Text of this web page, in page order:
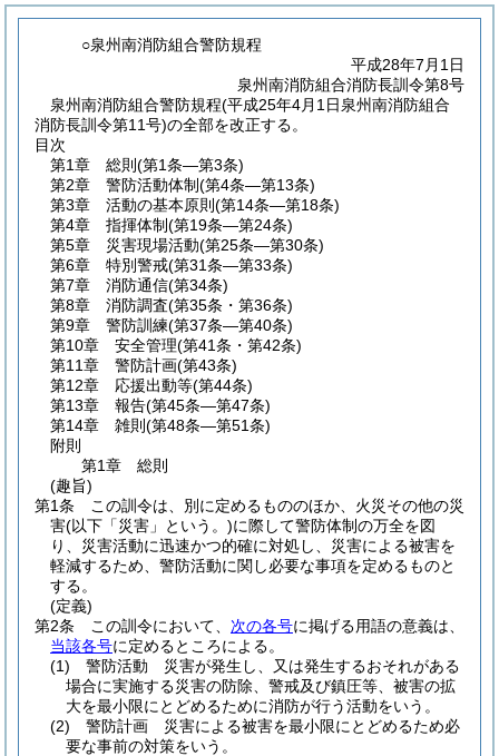
○泉州南消防組合警防規程
平成28年7月1日
泉州南消防組合消防長訓令第8号
泉州南消防組合警防規程(平成25年4月1日泉州南消防組合
消防長訓令第11号)の全部を改正する。
目次
第1章
総則 (第1条―第3条)
第2章
警防活動体制(第4条―第13条)
第3章
活動の基本原則 (第14条―第18条)
第4章
指揮体制(第19条―第24条)
第5章
災害現場活動(第25条―第30条)
第6章
特別警戒(第31条―第33条)
第7章
消防通信(第34条)
第8章
消防調査(第35条・第36条)
第9章
警防訓練(第37条―第40条)
第10章
安全管理(第41条・第42条)
第11章
警防計画(第43条)
第12章
応援出動等(第44条)
第13章
報告(第45条―第47条)
第14章
雑則 (第48条―第51条)
附則
第1章
総則
(趣旨)
第1条
この訓令は、別に定めるもののほか、火災その他の災
害(以下「災害」という。)に際して警防体制の万全を図
り、災害活動に迅速かつ的確に対処し、災害による被害を
軽減するため、警防活動に関し必要な事項を定めるものと
する。
(定義)
第2条
この訓令において、 次の各号に掲げる用語の意義は、
当該各号に定めるところによる。
(1)
警防活動 災害が発生し、又は発生するおそれがある
場合に実施する災害の防除、警戒及び鎮圧等、被害の拡
大を最小限にとどめるために消防が行う活動をいう。
(2)
警防計画 災害による被害を最小限にとどめるため必
要な事前の対策をいう。